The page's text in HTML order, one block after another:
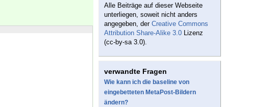
Alle Beiträge auf dieser Webseite
unterliegen, soweit nicht anders
angegeben, der Creative Commons
Attribution Share-Alike 3.0 Lizenz
(cc-by-sa 3.0).
verwandte Fragen
Wie kann ich die baseline von
eingebetteten MetaPost-Bildern
ändern?